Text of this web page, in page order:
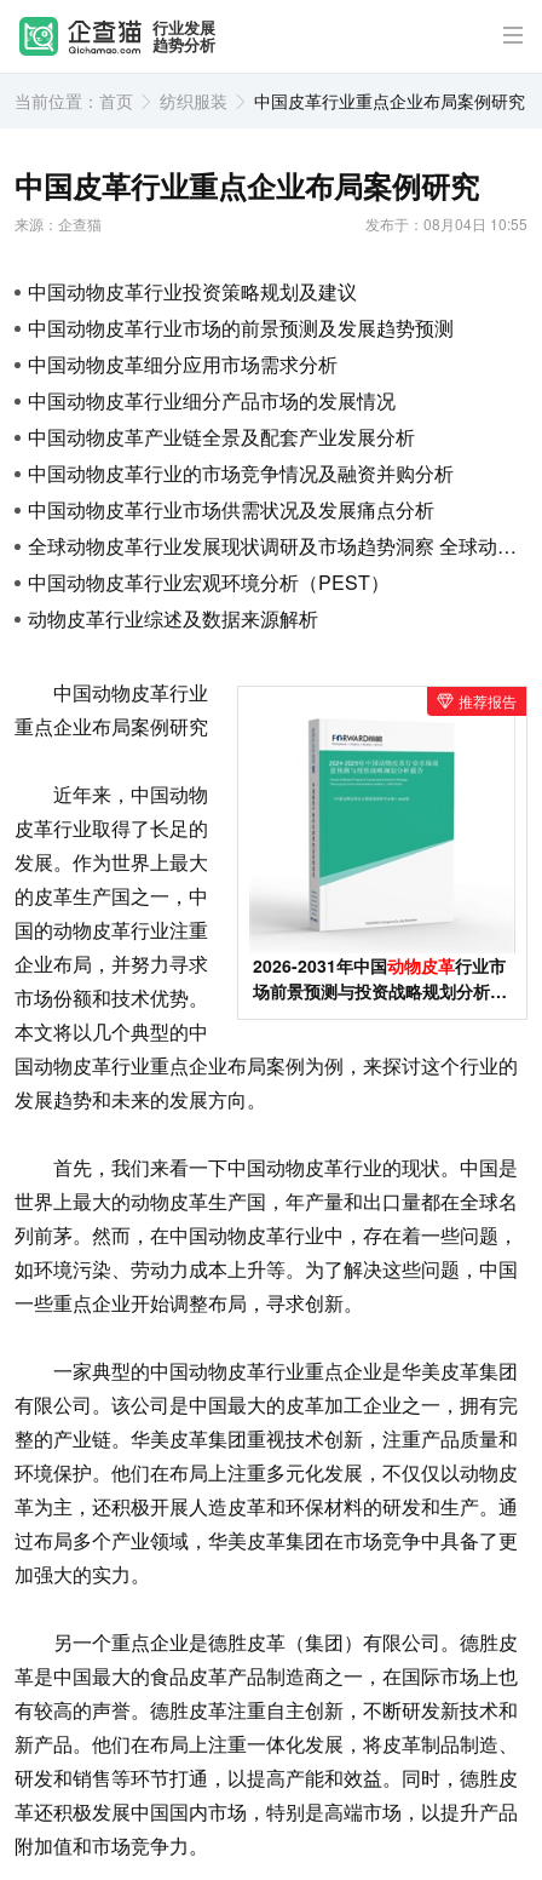
行业发展
趋势分析
当前位置： 首页 纺织服装 中国皮革行业重点企业布局案例研究
中国皮革行业重点企业布局案例研究
来源：企查猫 发布于：08月04日 10:55
中国动物皮革行业投资策略规划及建议
中国动物皮革行业市场的前景预测及发展趋势预测
中国动物皮革细分应用市场需求分析
中国动物皮革行业细分产品市场的发展情况
中国动物皮革产业链全景及配套产业发展分析
中国动物皮革行业的市场竞争情况及融资并购分析
中国动物皮革行业市场供需状况及发展痛点分析
全球动物皮革行业发展现状调研及市场趋势洞察 全球动物皮革行业发展现状调研与市场趋势洞察 全球动物皮革行业发展现状调研和市场趋势洞察 全球动物皮革行业的发展现状调研及市场趋势洞察 全球动物皮革行业的发展现状和市场趋势调研 全球动物皮革行业的发展现状和市场趋势洞察 全球动物皮革行业的发展现状调研及市场趋势分析
中国动物皮革行业宏观环境分析（PEST）
动物皮革行业综述及数据来源解析
推荐报告
2026-2031年中国动物皮革行业市
场前景预测与投资战略规划分析报
告
中国动物皮革行业
重点企业布局案例研究
近年来，中国动物
皮革行业取得了长足的
发展。作为世界上最大
的皮革生产国之一，中
国的动物皮革行业注重
企业布局，并努力寻求
市场份额和技术优势。
本文将以几个典型的中
国动物皮革行业重点企业布局案例为例，来探讨这个行业的
发展趋势和未来的发展方向。
首先，我们来看一下中国动物皮革行业的现状。中国是
世界上最大的动物皮革生产国，年产量和出口量都在全球名
列前茅。然而，在中国动物皮革行业中，存在着一些问题，
如环境污染、劳动力成本上升等。为了解决这些问题，中国
一些重点企业开始调整布局，寻求创新。
一家典型的中国动物皮革行业重点企业是华美皮革集团
有限公司。该公司是中国最大的皮革加工企业之一，拥有完
整的产业链。华美皮革集团重视技术创新，注重产品质量和
环境保护。他们在布局上注重多元化发展，不仅仅以动物皮
革为主，还积极开展人造皮革和环保材料的研发和生产。通
过布局多个产业领域，华美皮革集团在市场竞争中具备了更
加强大的实力。
另一个重点企业是德胜皮革（集团）有限公司。德胜皮
革是中国最大的食品皮革产品制造商之一，在国际市场上也
有较高的声誉。德胜皮革注重自主创新，不断研发新技术和
新产品。他们在布局上注重一体化发展，将皮革制品制造、
研发和销售等环节打通，以提高产能和效益。同时，德胜皮
革还积极发展中国国内市场，特别是高端市场，以提升产品
附加值和市场竞争力。